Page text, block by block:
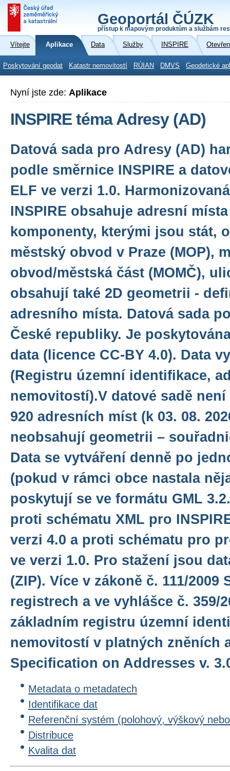
Geoportál ČÚZK
přístup k mapovým produktům a službám
Vítejte Aplikace Data Služby INSPIRE
Poskytování geodat Katastr nemovitostí RÚIAN DMVS Geodetické
Nyní jste zde: Aplikace
INSPIRE téma Adresy (AD)
Datová sada pro Adresy (AD)
podle směrnice INSPIRE a
ELF ve verzi 1.0.
INSPIRE obsahuje adresní
komponenty, kterými jsou stát,
městský obvod v Praze (MOP),
obvod/městská část (MOMČ),
obsahují také 2D geometrii -
adresního místa. Datová sada
České republiky. Je
data (licence CC-BY 4.0). Data
(Registru územní identifikace,
nemovitostí).V datové sadě
920 adresních míst (k 03. 08.
neobsahují geometrii –
Data se vytváření denně po
(pokud v rámci obce nastala
poskytují se ve formátu GML
proti schématu XML pro
verzi 4.0 a proti schématu pro
ve verzi 1.0. Pro stažení jsou
(ZIP). Více v zákoně č. 111/2009
registrech a ve vyhlášce č. 359/
základním registru územní
nemovitostí v platných zněních
Specification on Addresses v.
Metadata o metadatech
Identifikace dat
Referenční systém (polohový, výškový
Distribuce
Kvalita dat